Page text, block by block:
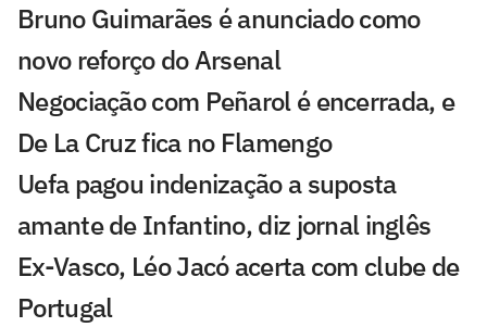
Bruno Guimarães é anunciado como
novo reforço do Arsenal
Negociação com Peñarol é encerrada, e
De La Cruz fica no Flamengo
Uefa pagou indenização a suposta
amante de Infantino, diz jornal inglês
Ex-Vasco, Léo Jacó acerta com clube de
Portugal